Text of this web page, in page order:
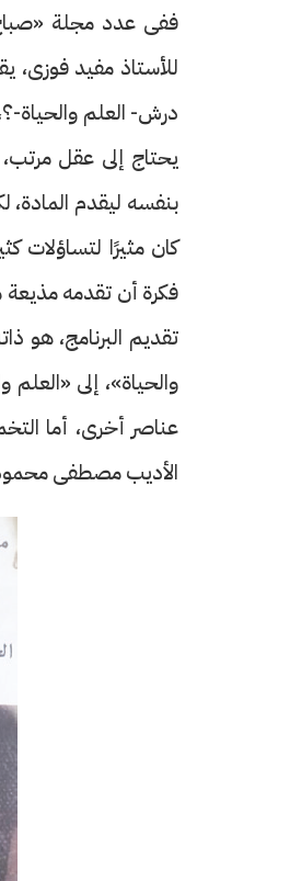
للأستاذ مفيد
درش- العلم
يحتاج إلى عقل
بنفسه ليقدم
كان مثيرًا لتساؤلات
فكرة أن تقدمه مذيعة
تقديم البرنامج، هو
والحياة»، إلى «العلم
عناصر أخرى، أما
الأديب مصطفى محمود